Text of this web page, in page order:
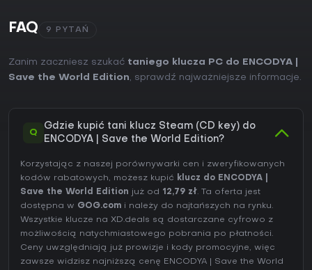
FAQ 9 PYTAŃ
Zanim zaczniesz szukać taniego klucza PC do ENCODYA |
Save the World Edition, sprawdź najważniejsze informacje.
Q
Gdzie kupić tani klucz Steam (CD key) do
ENCODYA | Save the World Edition?
Korzystając z naszej porównywarki cen i zweryfikowanych
kodów rabatowych, możesz kupić klucz do ENCODYA |
Save the World Edition już od 12,79 zł. Ta oferta jest
dostępna w GOG.com i należy do najtańszych na rynku.
Wszystkie klucze na XD.deals są dostarczane cyfrowo z
możliwością natychmiastowego pobrania po płatności.
Ceny uwzględniają już prowizje i kody promocyjne, więc
zawsze widzisz najniższą cenę ENCODYA | Save the World